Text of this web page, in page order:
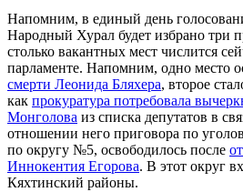
Напомним, в единый день
Народный Хурал будет избрано три
столько вакантных мест числится
парламенте. Напомним, одно место
смерти Леонида Бляхера, второе
как прокуратура потребовала
Монголова из списка депутатов в
отношении него приговора по
по округу №5, освободилось после
Иннокентия Егорова. В этот округ
Кяхтинский районы.